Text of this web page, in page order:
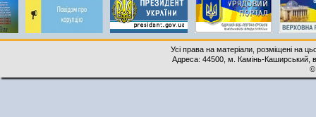
Усі права на матеріали, розміщені на
Адреса: 44500, м. Камінь-Каширський,
©